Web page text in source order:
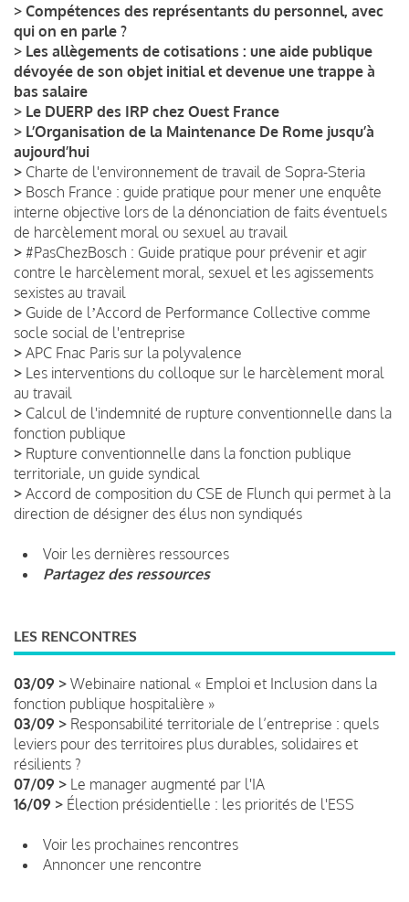
> Compétences des représentants du personnel, avec
qui on en parle ?
> Les allègements de cotisations : une aide publique
dévoyée de son objet initial et devenue une trappe à
bas salaire
> Le DUERP des IRP chez Ouest France
> L’Organisation de la Maintenance De Rome jusqu’à
aujourd’hui
> Charte de l'environnement de travail de Sopra-Steria
> Bosch France : guide pratique pour mener une enquête
interne objective lors de la dénonciation de faits éventuels
de harcèlement moral ou sexuel au travail
> #PasChezBosch : Guide pratique pour prévenir et agir
contre le harcèlement moral, sexuel et les agissements
sexistes au travail
> Guide de lʼAccord de Performance Collective comme
socle social de l'entreprise
> APC Fnac Paris sur la polyvalence
> Les interventions du colloque sur le harcèlement moral
au travail
> Calcul de l'indemnité de rupture conventionnelle dans la
fonction publique
> Rupture conventionnelle dans la fonction publique
territoriale, un guide syndical
> Accord de composition du CSE de Flunch qui permet à la
direction de désigner des élus non syndiqués
Voir les dernières ressources
Partagez des ressources
LES RENCONTRES
03/09 > Webinaire national « Emploi et Inclusion dans la
fonction publique hospitalière »
03/09 > Responsabilité territoriale de l’entreprise : quels
leviers pour des territoires plus durables, solidaires et
résilients ?
07/09 > Le manager augmenté par l'IA
16/09 > Élection présidentielle : les priorités de l'ESS
Voir les prochaines rencontres
Annoncer une rencontre